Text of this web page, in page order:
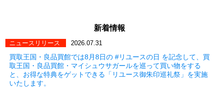
新着情報
ニュースリリース 2026.07.31
買取王国・良品買館では8月8日の #リユースの日 を記念して、買
取王国・良品買館・マイシュウサガールを巡って買い物をする
と、お得な特典をゲットできる「リユース御朱印巡礼祭」を実施
いたします。